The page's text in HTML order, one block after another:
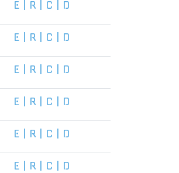
E R C D
E R C D
E R C D
E R C D
E R C D
E R C D